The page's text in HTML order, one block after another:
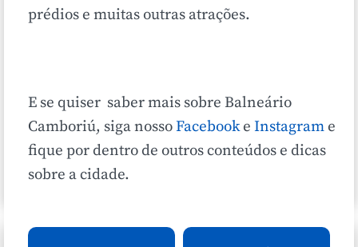
prédios e muitas outras atrações.
E se quiser saber mais sobre Balneário
Camboriú, siga nossoFacebooke Instagram e
fique por dentro de outros conteúdos e dicas
sobre a cidade.